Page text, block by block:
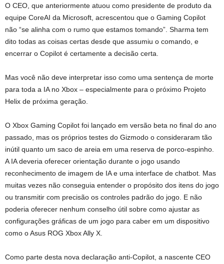
O CEO, que anteriormente atuou como presidente de produto da
equipe CoreAI da Microsoft, acrescentou que o Gaming Copilot
não “se alinha com o rumo que estamos tomando”. Sharma tem
dito todas as coisas certas desde que assumiu o comando, e
encerrar o Copilot é certamente a decisão certa.
Mas você não deve interpretar isso como uma sentença de morte
para toda a IA no Xbox – especialmente para o próximo Projeto
Helix de próxima geração.
O Xbox Gaming Copilot foi lançado em versão beta no final do ano
passado, mas os próprios testes do Gizmodo o consideraram tão
inútil quanto um saco de areia em uma reserva de porco-espinho.
A IA deveria oferecer orientação durante o jogo usando
reconhecimento de imagem de IA e uma interface de chatbot. Mas
muitas vezes não conseguia entender o propósito dos itens do jogo
ou transmitir com precisão os controles padrão do jogo. E não
poderia oferecer nenhum conselho útil sobre como ajustar as
configurações gráficas de um jogo para caber em um dispositivo
como o Asus ROG Xbox Ally X.
Como parte desta nova declaração anti-Copilot, a nascente CEO